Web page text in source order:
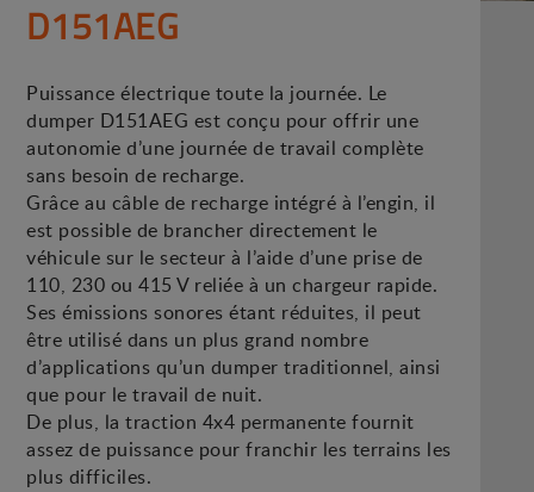
D151AEG
Puissance électrique toute la journée. Le
dumper D151AEG est conçu pour offrir une
autonomie d’une journée de travail complète
sans besoin de recharge.
Grâce au câble de recharge intégré à l’engin, il
est possible de brancher directement le
véhicule sur le secteur à l’aide d’une prise de
110, 230 ou 415 V reliée à un chargeur rapide.
Ses émissions sonores étant réduites, il peut
être utilisé dans un plus grand nombre
d’applications qu’un dumper traditionnel, ainsi
que pour le travail de nuit.
De plus, la traction 4x4 permanente fournit
assez de puissance pour franchir les terrains les
plus difficiles.